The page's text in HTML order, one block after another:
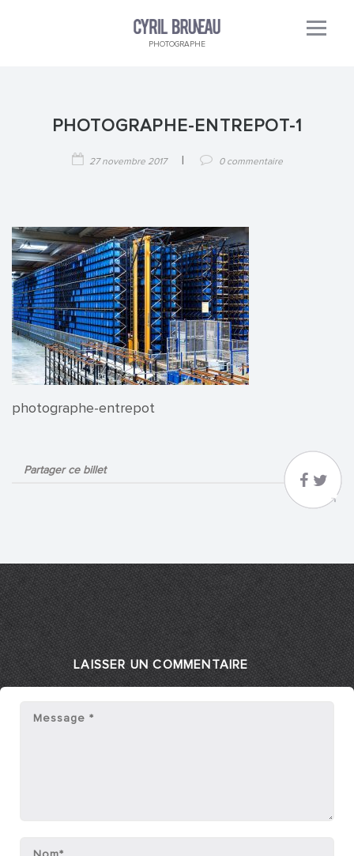
PHOTOGRAPHE
PHOTOGRAPHE-ENTREPOT-1
27 novembre 2017 0 commentaire
photographe-entrepot
Partager ce billet
LAISSER UN COMMENTAIRE